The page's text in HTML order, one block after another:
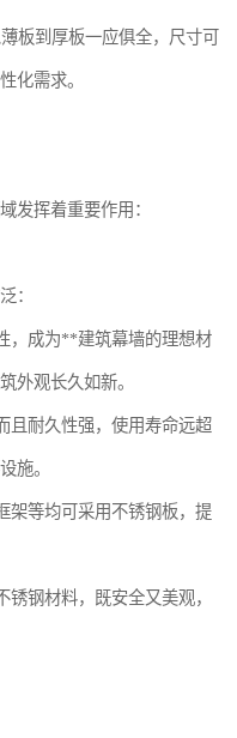
板到厚板一应俱全，尺寸可
化需求。
发挥着重要作用：
：
，成为**建筑幕墙的理想材
外观长久如新。
且耐久性强，使用寿命远超
施。
架等均可采用不锈钢板，提
钢材料，既安全又美观，